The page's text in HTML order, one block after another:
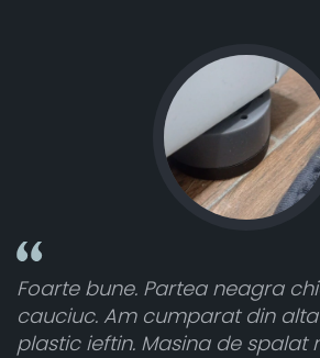
este din
si era un
se mai misca
Toate sunt
atât de bine în
cele 8 bucati